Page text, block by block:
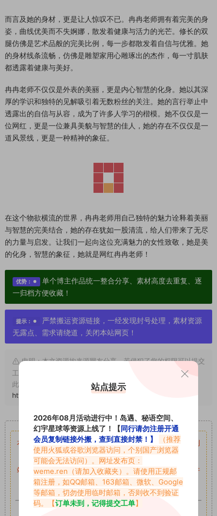
而言及她的身材，更是让人惊叹不已。冉冉老师拥有着完美的身
姿，曲线优美而不失婀娜，散发着健康与活力的光芒。修长的双
腿仿佛是艺术品般的完美比例，每一步都散发着自信与优雅。她
的身材线条流畅，仿佛是雕塑家用心雕琢出的杰作，每一寸肌肤
都透露着健康与美好。
冉冉老师不仅仅是外表的美丽，更是内心智慧的化身。她以其深
厚的学识和独特的见解吸引着无数粉丝的关注。她的言行举止中
透露出的自信与从容，成为了许多人学习的楷模。她不仅仅是一
位网红，更是一位兼具美貌与智慧的佳人，她的存在不仅仅是一
道风景线，更是一种精神的象征。
在这个物欲横流的世界，冉冉老师用自己独特的魅力诠释着美丽
与智慧的完美结合，她的存在犹如一股清流，给人们带来了无尽
的力量与启发。让我们一起向这位充满魅力的女性致敬，她是美
的化身，智慧的象征，她就是网红冉冉老师！
优势：
单个博主作品统一整合分享、素材高度去重复、逐
一归档方便收藏！
提示：
严禁搬运资源链接，一经发现封号处理，素材资源
无露点、需求请绕道，关闭本站网页！
申明：本文资源均来源网友分享，若侵犯了您的权限可以提交
工单处理。
此外本文章皆属于原创文章，转载请注明出处！原文链接：
https://vmiba.top/8134.html
重要声明
本站资源均来自网络分享，如有侵犯你的权益请私信留言
收到
留言后，我们会第一时间进行审核后删除。
站内资源为网友个人学习或测试研究使用，未经原版权作者许
可,禁止用于任何商业途径！请在下载24小时内删除！
如果遇到付费才可获取的素材，建议升级
站点提示
2026年08月活动进行中！岛遇、秘语空间、
幻宇星球等资源上线了！【同行请勿注册开通
会员复制链接外搬，查到直接封禁！】
（推荐
使用火狐或谷歌浏览器访问，个别国产浏览器
可能会无法访问）。网址发布页：
weme.ren （请加入收藏夹）。请使用正规邮
箱注册，如QQ邮箱、163邮箱、微软、Google
等邮箱，切勿使用临时邮箱，否则收不到验证
码。【订单未到，记得提交工单】